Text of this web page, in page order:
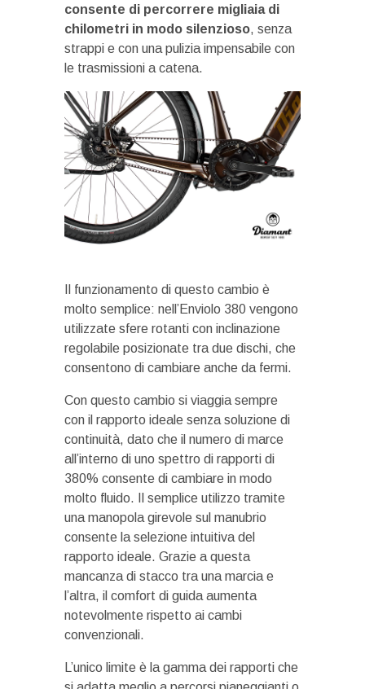
consente di percorrere migliaia di
chilometri in modo silenzioso, senza
strappi e con una pulizia impensabile con
le trasmissioni a catena.
Il funzionamento di questo cambio è
molto semplice: nell’Enviolo 380 vengono
utilizzate sfere rotanti con inclinazione
regolabile posizionate tra due dischi, che
consentono di cambiare anche da fermi.
Con questo cambio si viaggia sempre
con il rapporto ideale senza soluzione di
continuità, dato che il numero di marce
all’interno di uno spettro di rapporti di
380% consente di cambiare in modo
molto fluido. Il semplice utilizzo tramite
una manopola girevole sul manubrio
consente la selezione intuitiva del
rapporto ideale. Grazie a questa
mancanza di stacco tra una marcia e
l’altra, il comfort di guida aumenta
notevolmente rispetto ai cambi
convenzionali.
L’unico limite è la gamma dei rapporti che